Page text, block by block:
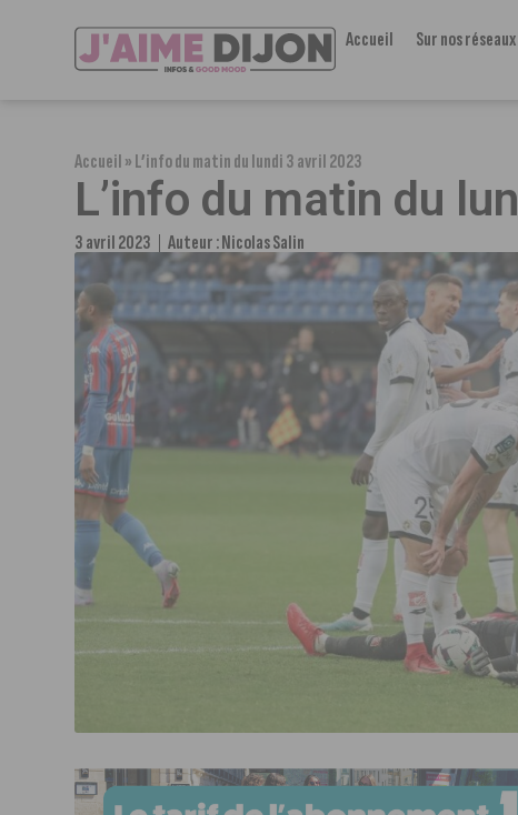
Accueil Sur nos réseaux
Accueil»L’info du matin du lundi 3 avril 2023
L’info du matin du
3 avril 2023 Auteur :Nicolas Salin